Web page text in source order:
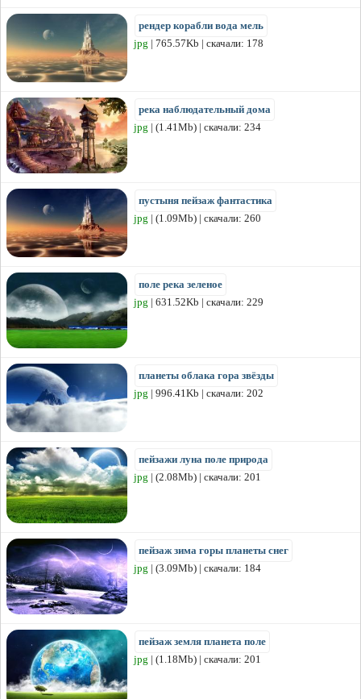
рендер корабли вода мель
jpg | 765.57Kb | скачали: 178
река наблюдательный дома
jpg | (1.41Mb) | скачали: 234
пустыня пейзаж фантастика
jpg | (1.09Mb) | скачали: 260
поле река зеленое
jpg | 631.52Kb | скачали: 229
планеты облака гора звёзды
jpg | 996.41Kb | скачали: 202
пейзажи луна поле природа
jpg | (2.08Mb) | скачали: 201
пейзаж зима горы планеты снег
jpg | (3.09Mb) | скачали: 184
пейзаж земля планета поле
jpg | (1.18Mb) | скачали: 201